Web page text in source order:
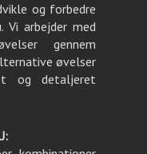
og forbedre
Vi arbejder med
gennem
øvelser
og detaljeret